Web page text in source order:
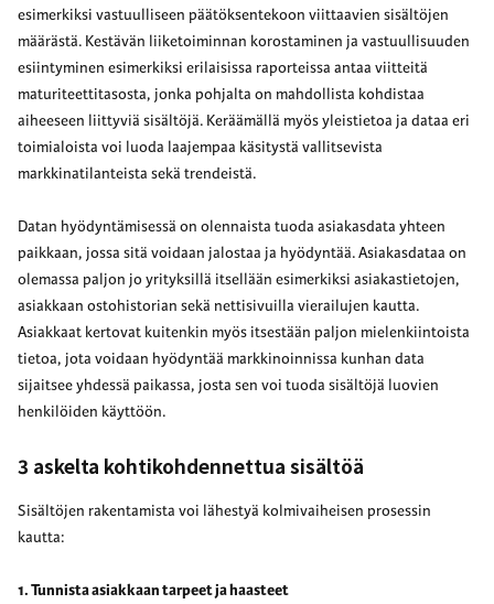
esimerkiksi vastuulliseen päätöksentekoon viittaavien sisältöjen
määrästä. Kestävän liiketoiminnan korostaminen ja vastuullisuuden
esiintyminen esimerkiksi erilaisissa raporteissa antaa viitteitä
maturiteettitasosta, jonka pohjalta on mahdollista kohdistaa
aiheeseen liittyviä sisältöjä. Keräämällä myös yleistietoa ja dataa eri
toimialoista voi luoda laajempaa käsitystä vallitsevista
markkinatilanteista sekä trendeistä.
Datan hyödyntämisessä on olennaista tuoda asiakasdata yhteen
paikkaan, jossa sitä voidaan jalostaa ja hyödyntää. Asiakasdataa on
olemassa paljon jo yrityksillä itsellään esimerkiksi asiakastietojen,
asiakkaan ostohistorian sekä nettisivuilla vierailujen kautta.
Asiakkaat kertovat kuitenkin myös itsestään paljon mielenkiintoista
tietoa, jota voidaan hyödyntää markkinoinnissa kunhan data
sijaitsee yhdessä paikassa, josta sen voi tuoda sisältöjä luovien
henkilöiden käyttöön.
3 askelta kohtikohdennettua sisältöä
Sisältöjen rakentamista voi lähestyä kolmivaiheisen prosessin
kautta:
1. Tunnista asiakkaan tarpeet ja haasteet